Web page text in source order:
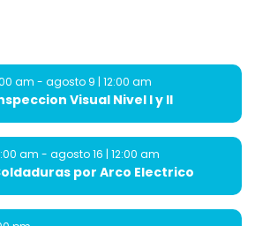
am - agosto 9 | 12:00 am
Visual Nivel I y II
am - agosto 16 | 12:00 am
por Arco Electrico